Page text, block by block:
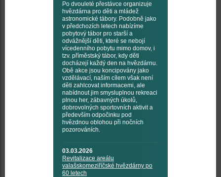
Po dvouleté přestávce organizuje
hvězdárna pro děti a mládež
astronomické tábory. Podobně jako
v předchozích letech nabízíme
pobytový tábor pro starší a
odvážnější děti, které se nebojí
vícedenního pobytu mimo domov, i
tzv. příměstský tábor, kdy děti
docházejí každý den na hvězdárnu.
Obě akce jsou koncipovány jako
vzdělávací, naším cílem však není
děti zahlcovat informacemi, ale
nabídnout jim smysluplnou rekreaci
plnou her, zábavných úkolů,
dobrovolných sportovních aktivit a
především odpočinku pod
hvězdnou oblohou při nočních
pozorováních.
03.03.2026
Revitalizace areálu
valašskomeziříčské hvězdárny po
60 letech